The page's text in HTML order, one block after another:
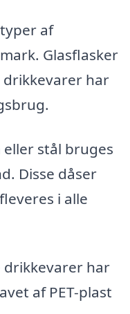
af
Glasflasker
har
stål bruges
Disse dåser
i alle
drikkevarer har
af PET-plast